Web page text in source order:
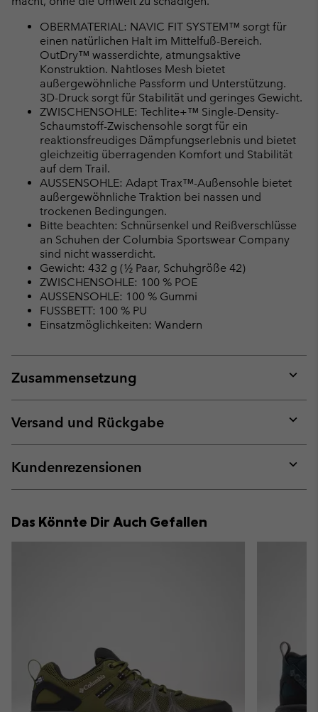
OBERMATERIAL: NAVIC FIT SYSTEM™ sorgt für
einen natürlichen Halt im Mittelfuß-Bereich.
OutDry™ wasserdichte, atmungsaktive
Konstruktion. Nahtloses Mesh bietet
außergewöhnliche Passform und Unterstützung.
3D-Druck sorgt für Stabilität und geringes Gewicht.
ZWISCHENSOHLE: Techlite+™ Single-Density-
Schaumstoff-Zwischensohle sorgt für ein
reaktionsfreudiges Dämpfungserlebnis und bietet
gleichzeitig überragenden Komfort und Stabilität
auf dem Trail.
AUSSENSOHLE: Adapt Trax™-Außensohle bietet
außergewöhnliche Traktion bei nassen und
trockenen Bedingungen.
Bitte beachten: Schnürsenkel und Reißverschlüsse
an Schuhen der Columbia Sportswear Company
sind nicht wasserdicht.
Gewicht: 432 g (½ Paar, Schuhgröße 42)
ZWISCHENSOHLE: 100 % POE
AUSSENSOHLE: 100 % Gummi
FUSSBETT: 100 % PU
Einsatzmöglichkeiten: Wandern
Zusammensetzung
or
Versand und Rückgabe
or
Kundenrezensionen
or
Das Könnte Dir Auch Gefallen